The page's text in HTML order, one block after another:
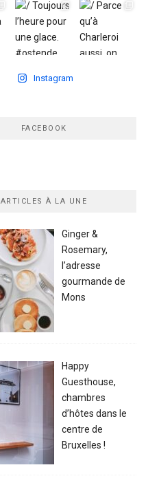
Instagram
FACEBOOK
ARTICLES À LA UNE
Ginger &
Rosemary,
l’adresse
gourmande de
Mons
Happy
Guesthouse,
chambres
d’hôtes dans le
centre de
Bruxelles !